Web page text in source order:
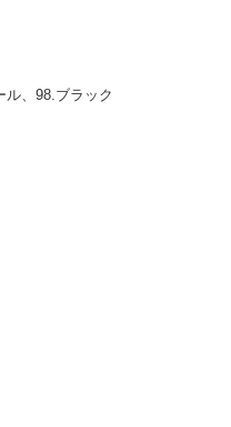
ル、98.ブラック